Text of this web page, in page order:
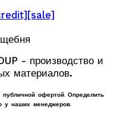
- производство и
материалов.
офертой. Определить
у наших менеджеров.